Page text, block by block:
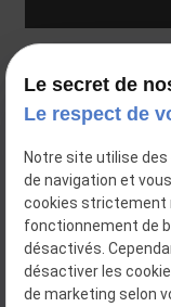
Le secret de
Le respect de
Notre site utilise
de navigation et
cookies strictement
fonctionnement de
désactivés.
désactiver les
de marketing selon